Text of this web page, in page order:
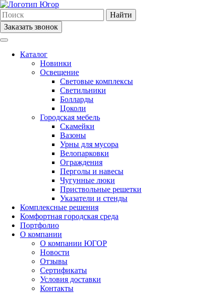
Найти
Заказать звонок
Каталог
Новинки
Освещение
Световые комплексы
Светильники
Болларды
Цоколи
Городская мебель
Скамейки
Вазоны
Урны для мусора
Велопарковки
Ограждения
Перголы и навесы
Чугунные люки
Приствольные решетки
Указатели и стенды
Комплексные решения
Комфортная городская среда
Портфолио
О компании
О компании ЮГОР
Новости
Отзывы
Сертификаты
Условия доставки
Контакты